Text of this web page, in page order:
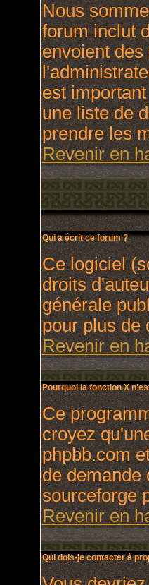
Nous
forum inclut
envoient
est
une liste de
prendre les
Revenir en
Qui a écrit ce forum ?
Ce logiciel
droits
générale
pour plus de
Revenir en
Pourquoi la fonction X
Ce
croyez
phpbb.com
de demande
sourceforge
Revenir en
Qui dois-je contacter à